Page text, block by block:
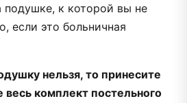
подушке, к которой вы не
если это больничная
нельзя, то принесите
весь комплект постельного